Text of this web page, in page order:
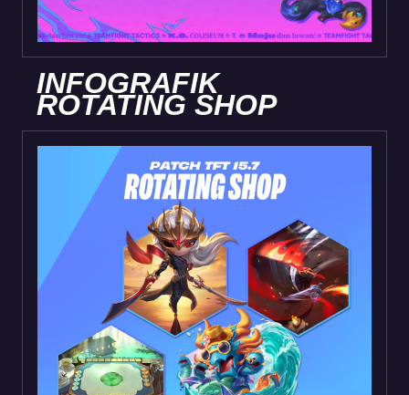
INFOGRAFIK
ROTATING SHOP